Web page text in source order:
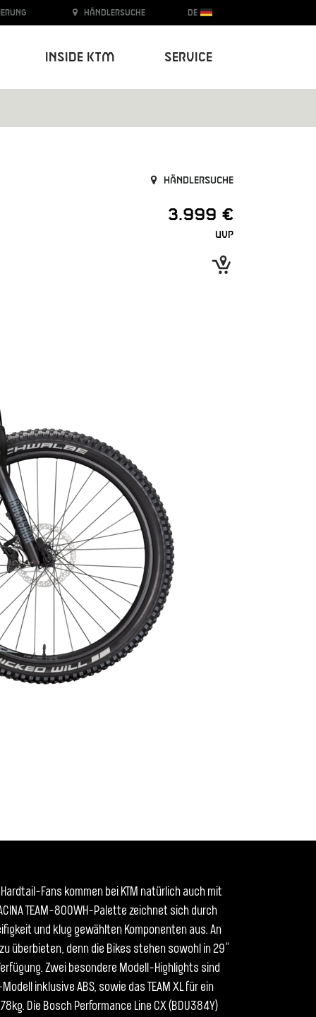
Inside KTM Service
Händlersuche DE
Händlersuche
3.999 €
UVP
Hardtail-Fans kommen bei KTM natürlich auch mit
TEAM-800WH-Palette zeichnet sich durch
und klug gewählten Komponenten aus. An
überbieten, denn die Bikes stehen sowohl in 29“
Zwei besondere Modell-Highlights sind
Modell inklusive ABS, sowie das TEAM XL für ein
Die Bosch Performance Line CX (BDU384Y)